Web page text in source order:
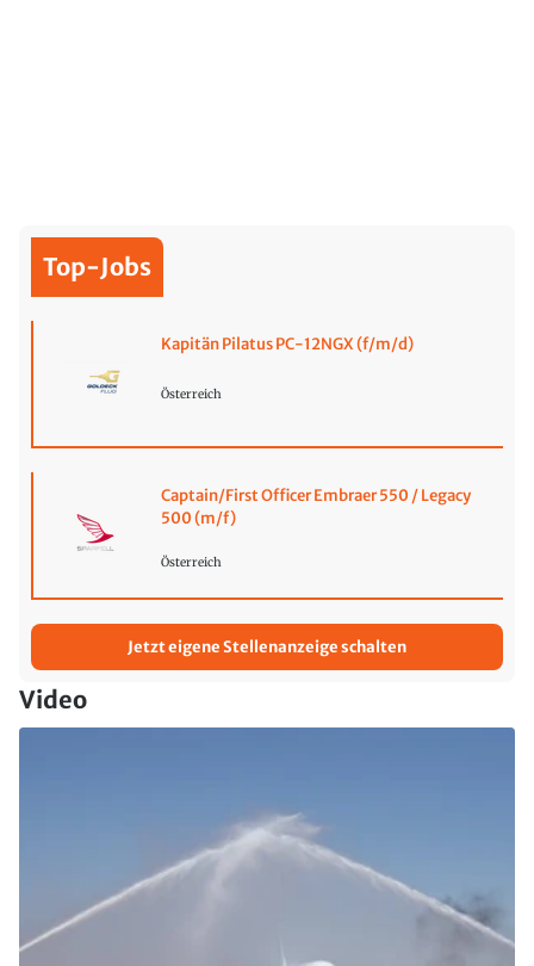
Top-Jobs
Kapitän Pilatus PC-12NGX (f/m/d)
Österreich
Captain/First Officer Embraer 550 / Legacy
500 (m/f)
Österreich
Jetzt eigene Stellenanzeige schalten
Video